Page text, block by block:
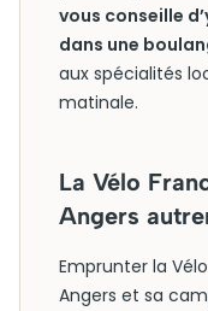
vous conseille
dans une
aux spécialités
matinale.
La Vélo
Angers
Emprunter la
Angers et sa